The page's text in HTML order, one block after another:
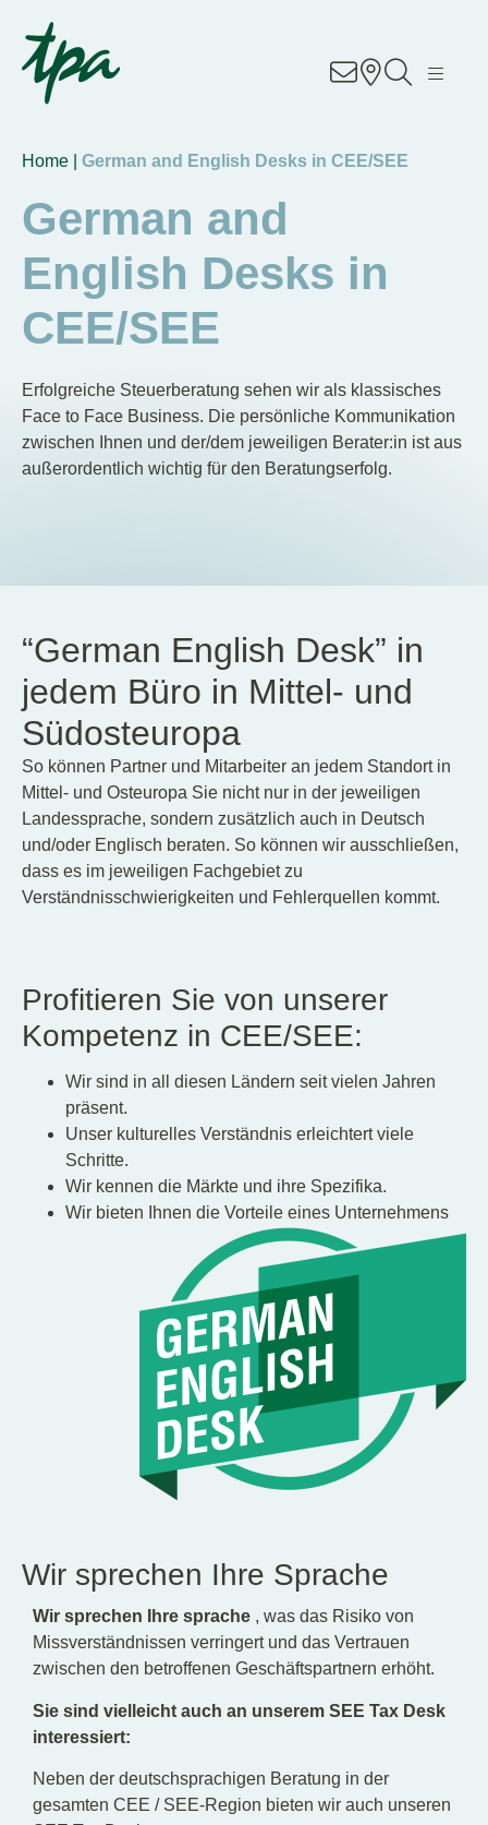
Knowhow
Branchen
About Us
Career
Contact
Unsere Standorte
Home | German and English Desks in CEE/SEE
German and
English Desks in
CEE/SEE
Erfolgreiche Steuerberatung sehen wir als klassisches
Face to Face Business. Die persönliche Kommunikation
zwischen Ihnen und der/dem jeweiligen Berater:in ist aus
außerordentlich wichtig für den Beratungserfolg.
“German English Desk” in
jedem Büro in Mittel- und
Südosteuropa
So können Partner und Mitarbeiter an jedem Standort in
Mittel- und Osteuropa Sie nicht nur in der jeweiligen
Landessprache, sondern zusätzlich auch in Deutsch
und/oder Englisch beraten. So können wir ausschließen,
dass es im jeweiligen Fachgebiet zu
Verständnisschwierigkeiten und Fehlerquellen kommt.
Profitieren Sie von unserer
Kompetenz in CEE/SEE:
Wir sind in all diesen Ländern seit vielen Jahren
präsent.
Unser kulturelles Verständnis erleichtert viele
Schritte.
Wir kennen die Märkte und ihre Spezifika.
Wir bieten Ihnen die Vorteile eines Unternehmens
Wir sprechen Ihre Sprache
Wir sprechen Ihre sprache , was das Risiko von
Missverständnissen verringert und das Vertrauen
zwischen den betroffenen Geschäftspartnern erhöht.
Sie sind vielleicht auch an unserem SEE Tax Desk
interessiert:
Neben der deutschsprachigen Beratung in der
gesamten CEE / SEE-Region bieten wir auch unseren